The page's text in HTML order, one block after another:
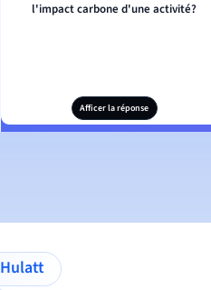
l'impact carbone d'une activité?
Afficer la réponse
Lily Hulatt